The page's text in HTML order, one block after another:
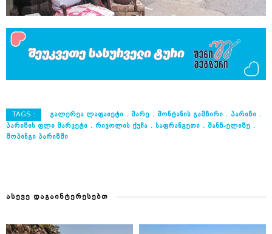
TAGS : ᲒᲐᲚᲔᲠᲔᲐ ᲚᲐᲤᲐᲘᲔᲢᲘ ᲛᲐᲠᲔ ᲛᲝᲜᲢᲐᲜᲘᲡ ᲒᲐᲛᲖᲘᲠᲘ
ᲞᲐᲠᲘᲖᲘ
ᲞᲐᲠᲘᲖᲘᲡ ᲤᲚᲘ ᲛᲐᲠᲙᲔᲢᲘ
ᲠᲘᲕᲝᲚᲘᲡ ᲥᲣᲩᲐ ᲡᲐᲤᲠᲐᲜᲒᲔᲗᲘ
ᲨᲐᲜᲖ-ᲔᲚᲘᲖᲔ
ᲨᲝᲞᲘᲜᲒᲘ ᲞᲐᲠᲘᲖᲨᲘ
ᲐᲡᲔᲕᲔ ᲓᲐᲒᲐᲘᲜᲢᲔᲠᲔᲡᲔᲑᲗ